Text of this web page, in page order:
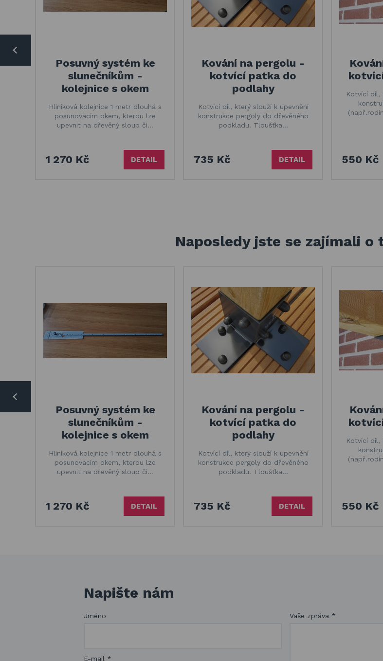
Posuvný systém ke
slunečníkům -
kolejnice s okem
Hliníková kolejnice 1 metr dlouhá s
posunovacím okem, kterou lze
upevnit na dřevěný sloup či…
1 270 Kč DETAIL
Kování na pergolu -
kotvící patka do
podlahy
Kotvící díl, který slouží k upevnění
konstrukce pergoly do dřevěného
podkladu. Tloušťka…
735 Kč DETAIL
Kotvící díl,
550 Kč
Naposledy jste se zajímali
Posuvný systém ke
slunečníkům -
kolejnice s okem
Hliníková kolejnice 1 metr dlouhá s
posunovacím okem, kterou lze
upevnit na dřevěný sloup či…
1 270 Kč DETAIL
Kování na pergolu -
kotvící patka do
podlahy
Kotvící díl, který slouží k upevnění
konstrukce pergoly do dřevěného
podkladu. Tloušťka…
735 Kč DETAIL
Kotvící díl,
550 Kč
Napište nám
Jméno
E-mail *
Vaše zpráva *